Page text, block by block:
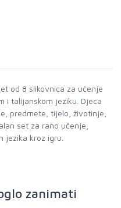
od 8 slikovnica za učenje
i talijanskom jeziku. Djeca
predmete, tijelo, životinje,
set za rano učenje,
jezika kroz igru.
zanimati